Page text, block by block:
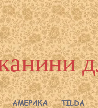
АМЕРИКА TILDA